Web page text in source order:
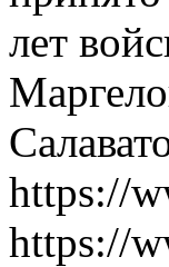
лет
https://
https://